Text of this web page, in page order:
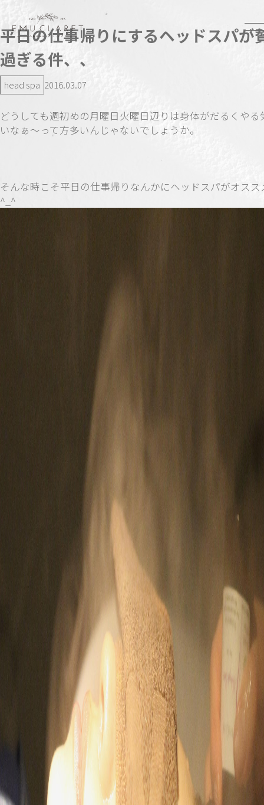
平日の仕事帰りにするヘッドスパが
過ぎる件、、
head spa 2016.03.07
どうしても週初めの月曜日火曜日辺りは身体がだるくやる
いなぁ〜って方多いんじゃないでしょうか。
そんな時こそ平日の仕事帰りなんかにヘッドスパがオスス
^_^